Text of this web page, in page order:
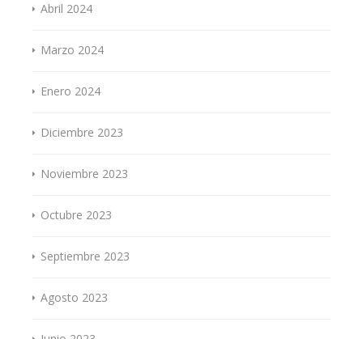
Abril 2024
Marzo 2024
Enero 2024
Diciembre 2023
Noviembre 2023
Octubre 2023
Septiembre 2023
Agosto 2023